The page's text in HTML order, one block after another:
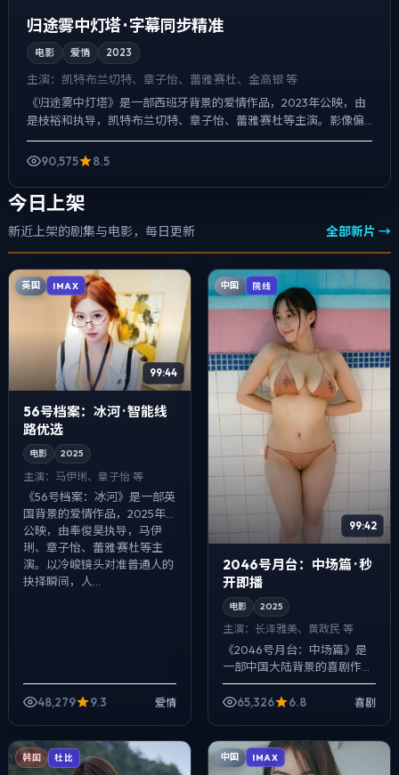
归途雾中灯塔 · 字幕同步精准
电影 爱情 2023
主演： 凯特·布兰切特、章子怡、蕾雅·赛杜、金高银 等
《归途雾中灯塔》是一部西班牙背景的爱情作品，2023年公映，由
是枝裕和执导，凯特·布兰切特、章子怡、蕾雅·赛杜等主演。影像偏
纪实质感，手持与固定机位交替出现，悬疑外壳下，更想讨...
90,575
8.5
今日上架
新近上架的剧集与电影，每日更新 全部新片 →
英国 IMAX
99:44
56号档案：冰河 · 智能线
路优选
电影 2025
主演： 马伊琍、章子怡 等
《56号档案：冰河》是一部英
国背景的爱情作品，2025年
公映，由奉俊昊执导，马伊
琍、章子怡、蕾雅·赛杜等主
演。以冷峻镜头对准普通人的
抉择瞬间，人...
48,279 9.3 爱情
中国 院线
99:42
2046号月台：中场篇 · 秒
开即播
电影 2025
主演： 长泽雅美、黄政民 等
《2046号月台：中场篇》是
一部中国大陆背景的喜剧作
品，2025年公映，由杜琪峰
执导，长泽雅美、黄政民、蕾
65,326 6.8 喜剧
韩国 杜比 中国 IMAX